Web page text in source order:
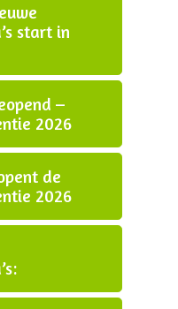
start in
–
2026
de
2026